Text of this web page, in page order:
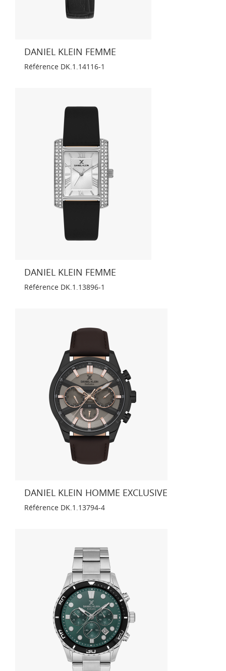
DANIEL KLEIN FEMME
Référence DK.1.14116-1
DANIEL KLEIN FEMME
Référence DK.1.13896-1
DANIEL KLEIN HOMME EXCLUSIVE
Référence DK.1.13794-4